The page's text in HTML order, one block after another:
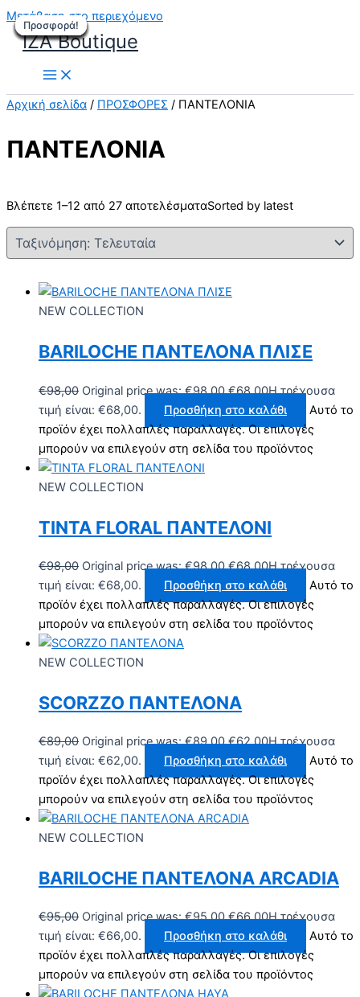
Μετάβαση στο περιεχόμενο
IZA Boutique
Αρχική σελίδα / ΠΡΟΣΦΟΡΕΣ / ΠΑΝΤΕΛΟΝΙΑ
ΠΑΝΤΕΛΟΝΙΑ
Βλέπετε 1–12 από 27 αποτελέσματαSorted by latest
Προσφορά!
NEW COLLECTION
BARILOCHE ΠΑΝΤΕΛΟΝΑ ΠΛΙΣΕ
€98,00 Original price was: €98,00.€68,00Η τρέχουσα
τιμή είναι: €68,00.
Προσθήκη στο καλάθι
Αυτό το
προϊόν έχει πολλαπλές παραλλαγές. Οι επιλογές
μπορούν να επιλεγούν στη σελίδα του προϊόντος
Προσφορά!
NEW COLLECTION
TINTA FLORAL ΠΑΝΤΕΛΟΝΙ
€98,00 Original price was: €98,00.€68,00Η τρέχουσα
τιμή είναι: €68,00.
Προσθήκη στο καλάθι
Αυτό το
προϊόν έχει πολλαπλές παραλλαγές. Οι επιλογές
μπορούν να επιλεγούν στη σελίδα του προϊόντος
Προσφορά!
NEW COLLECTION
SCORZZO ΠΑΝΤΕΛΟΝΑ
€89,00 Original price was: €89,00.€62,00Η τρέχουσα
τιμή είναι: €62,00.
Προσθήκη στο καλάθι
Αυτό το
προϊόν έχει πολλαπλές παραλλαγές. Οι επιλογές
μπορούν να επιλεγούν στη σελίδα του προϊόντος
Προσφορά!
NEW COLLECTION
BARILOCHE ΠΑΝΤΕΛΟΝΑ ARCADIA
€95,00 Original price was: €95,00.€66,00Η τρέχουσα
τιμή είναι: €66,00.
Προσθήκη στο καλάθι
Αυτό το
προϊόν έχει πολλαπλές παραλλαγές. Οι επιλογές
μπορούν να επιλεγούν στη σελίδα του προϊόντος
Προσφορά!
Προσφορά!
Προσφορά!
Προσφορά!
Προσφορά!
Προσφορά!
Προσφορά!
Προσφορά!